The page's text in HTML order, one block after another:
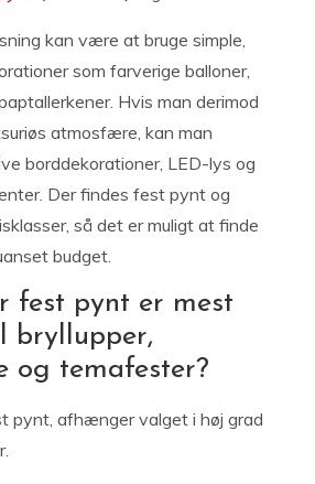
kan være at bruge simple,
som farverige balloner,
Hvis man derimod
atmosfære, kan man
borddekorationer, LED-lys og
Der findes fest pynt og
så det er muligt at finde
budget.
fest pynt er mest
bryllupper,
og temafester?
pynt, afhænger valget i høj grad